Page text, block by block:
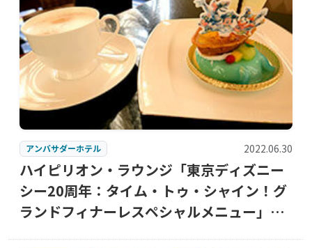
アンバサダーホテル 2022.06.30
ハイピリオン・ラウンジ「東京ディズニー
シー20周年：タイム・トゥ・シャイン！グ
ランドフィナーレスペシャルメニュー」2品